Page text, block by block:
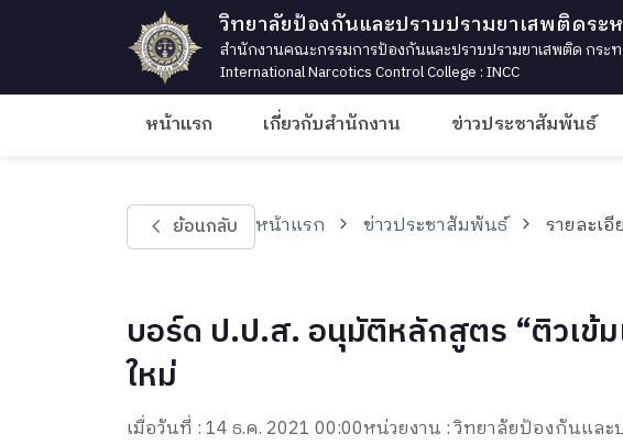
วิทยาลัยป้องกันและปราบปรามยาเสพติดระ
สำนักงานคณะกรรมการป้องกันและปราบปรามยาเสพติด กระท
International Narcotics Control College : INCC
หน้าแรก เกี่ยวกับสำนักงาน ข่าวประชาสัมพันธ์
ย้อนกลับ หน้าแรก ข่าวประชาสัมพันธ์ รายละเอี
บอร์ด ป.ป.ส. อนุมัติหลักสูตร “ติวเข้
ใหม่
เมื่อวันที่ : 14 ธ.ค. 2021 00:00หน่วยงาน : วิทยาลัยป้องกันและ